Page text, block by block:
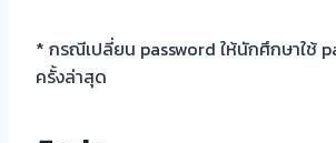
* กรณีเปลี่ยน password ให้นักศึกษาใช้
ครั้งล่าสุด